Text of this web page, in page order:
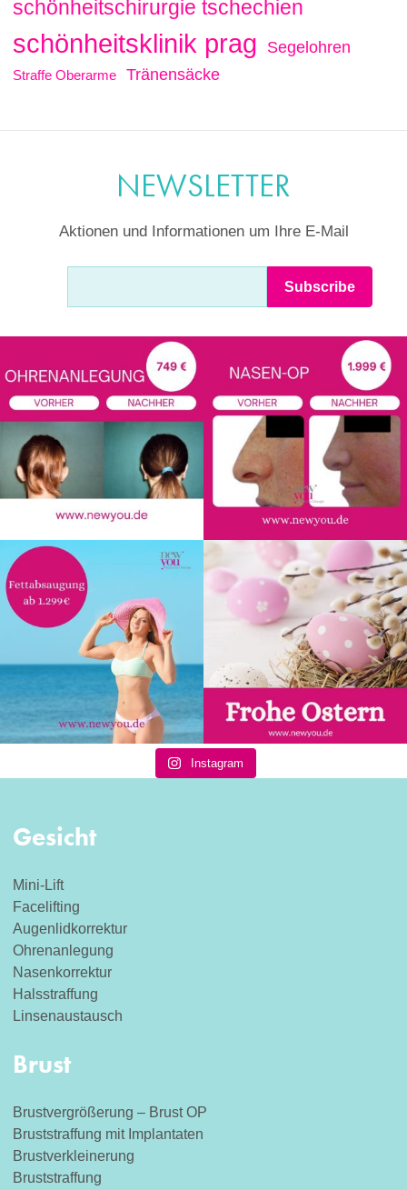
schönheitschirurgie tschechien
schönheitsklinik prag Segelohren
Straffe Oberarme Tränensäcke
NEWSLETTER
Aktionen und Informationen um Ihre E-Mail
Instagram
Gesicht
Mini-Lift
Facelifting
Augenlidkorrektur
Ohrenanlegung
Nasenkorrektur
Halsstraffung
Linsenaustausch
Brust
Brustvergrößerung – Brust OP
Bruststraffung mit Implantaten
Brustverkleinerung
Bruststraffung